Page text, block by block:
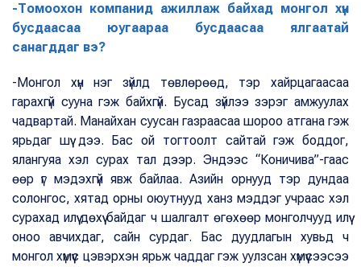
-Томоохон компанид ажиллаж байхад монгол хүн
бусдаасаа юугаараа бусдаасаа ялгаатай
санагддаг вэ?
-Монгол хүн нэг зүйлд төвлөрөөд, тэр хайрцагаасаа
гарахгүй сууна гэж байхгүй. Бусад зүйлээ зэрэг амжуулах
чадвартай. Манайхан суусан газраасаа шороо атгана гэж
ярьдаг шүү дээ. Бас ой тогтоолт сайтай гэж боддог,
ялангуяа хэл сурах тал дээр. Эндээс “Коничива”-гаас
өөр үг мэдэхгүй явж байлаа. Азийн орнууд тэр дундаа
солонгос, хятад орны оюутнууд ханз мэддэг учраас хэл
сурахад илүү дөхүү байдаг ч шалгалт өгөхөөр монголчууд илүү
оноо авчихдаг, сайн сурдаг. Бас дуудлагын хувьд ч
монгол хүмүүс цэвэрхэн ярьж чаддаг гэж уулзсан хүмүүсээсээ